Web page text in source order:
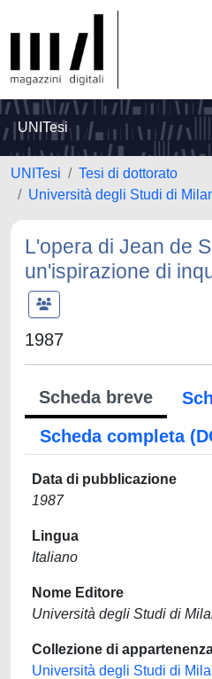
UNITesi
UNITesi
Tesi di dottorato
Università degli Studi di
L'opera di Jean de
un'ispirazione di
1987
Scheda breve
Scheda completa
Data di pubblicazione
1987
Lingua
Italiano
Nome Editore
Università degli Studi di
Collezione di
Università degli Studi di